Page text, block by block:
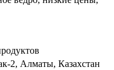
2, Алматы, Казахстан